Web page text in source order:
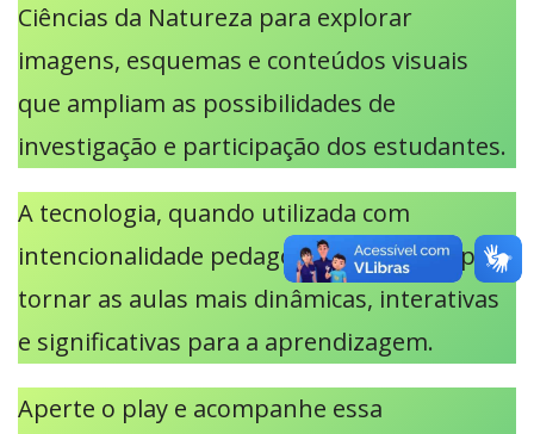
Ciências da Natureza para explorar
imagens, esquemas e conteúdos visuais
que ampliam as possibilidades de
investigação e participação dos estudantes.
A tecnologia, quando utilizada com
intencionalidade pedagógica, contribui para
tornar as aulas mais dinâmicas, interativas
e significativas para a aprendizagem.
Aperte o play e acompanhe essa